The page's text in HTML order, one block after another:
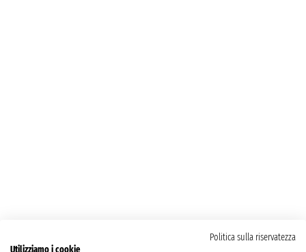
Politica sulla riservatezza
Utilizziamo i cookie